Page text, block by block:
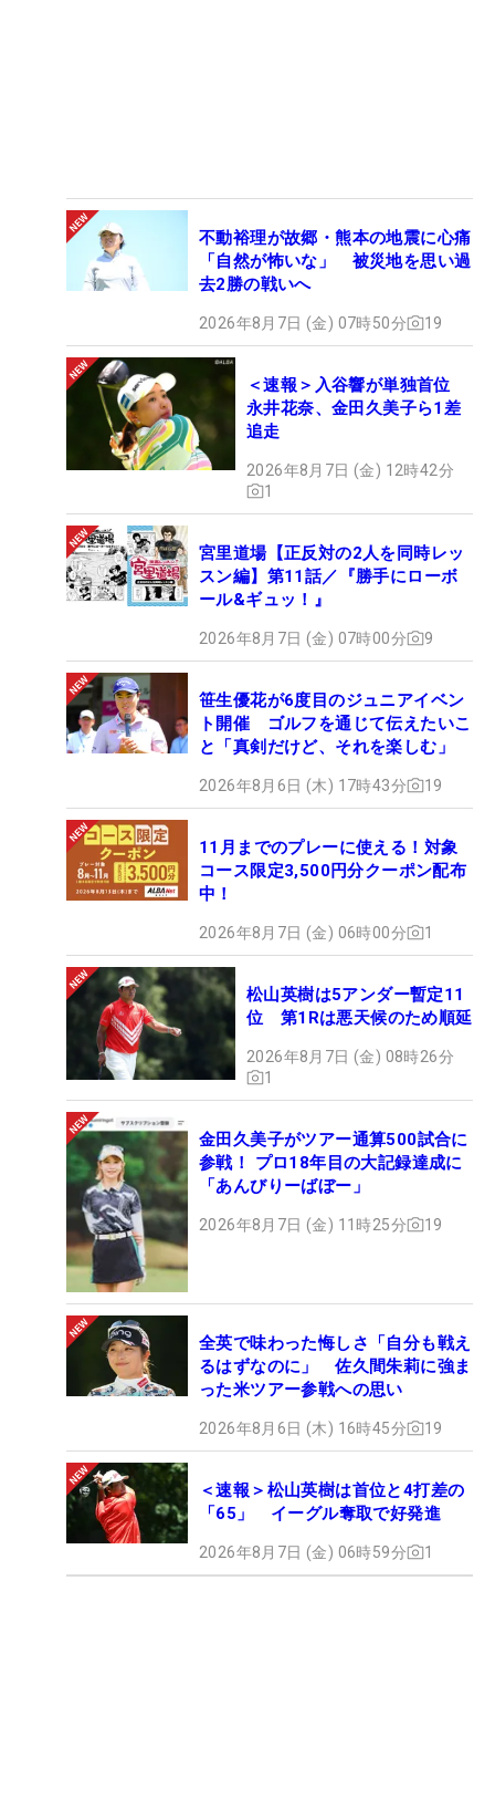
不動裕理が故郷・熊本の地震に心痛
「自然が怖いな」 被災地を思い過
去2勝の戦いへ
2026年8月7日 (金) 07時50分 19
＜速報＞入谷響が単独首位
永井花奈、金田久美子ら1差
追走
2026年8月7日 (金) 12時42分
1
宮里道場【正反対の2人を同時レッ
スン編】第11話／『勝手にローボ
ール&ギュッ！』
2026年8月7日 (金) 07時00分 9
笹生優花が6度目のジュニアイベン
ト開催 ゴルフを通じて伝えたいこ
と「真剣だけど、それを楽しむ」
2026年8月6日 (木) 17時43分 19
11月までのプレーに使える！対象
コース限定3,500円分クーポン配布
中！
2026年8月7日 (金) 06時00分 1
松山英樹は5アンダー暫定11
位 第1Rは悪天候のため順延
2026年8月7日 (金) 08時26分
1
金田久美子がツアー通算500試合に
参戦！ プロ18年目の大記録達成に
「あんびりーばぼー」
2026年8月7日 (金) 11時25分 19
全英で味わった悔しさ「自分も戦え
るはずなのに」 佐久間朱莉に強ま
った米ツアー参戦への思い
2026年8月6日 (木) 16時45分 19
＜速報＞松山英樹は首位と4打差の
「65」 イーグル奪取で好発進
2026年8月7日 (金) 06時59分 1